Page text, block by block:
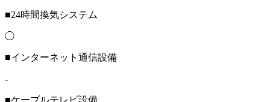
■24時間換気システム
◯
■インターネット通信設備
-
■ケーブルテレビ設備